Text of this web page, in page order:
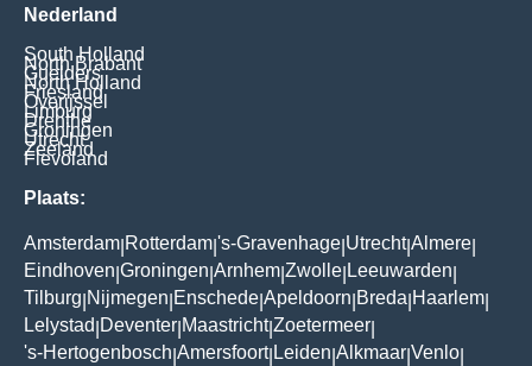
Nederland
South Holland
North Brabant
Guelders
North Holland
Friesland
Overijssel
Limburg
Drenthe
Groningen
Utrecht
Zeeland
Flevoland
Plaats:
Amsterdam Rotterdam 's-Gravenhage Utrecht|Almere
Eindhoven Groningen Arnhem Zwolle Leeuwarden
Tilburg Nijmegen Enschede Apeldoorn Breda Haarlem
Lelystad Deventer Maastricht|Zoetermeer
's-Hertogenbosch Amersfoort| Leiden Alkmaar Venlo